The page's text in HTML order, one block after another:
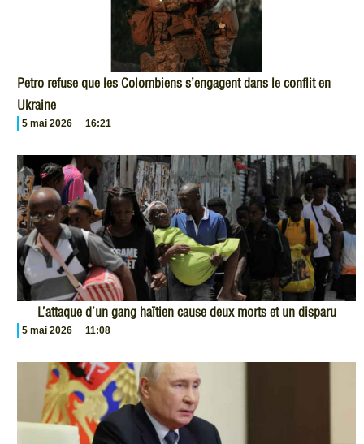
Petro refuse que les Colombiens s’engagent dans le conflit en
Ukraine
5 mai 2026 16:21
L’attaque d’un gang haïtien cause deux morts et un disparu
5 mai 2026 11:08